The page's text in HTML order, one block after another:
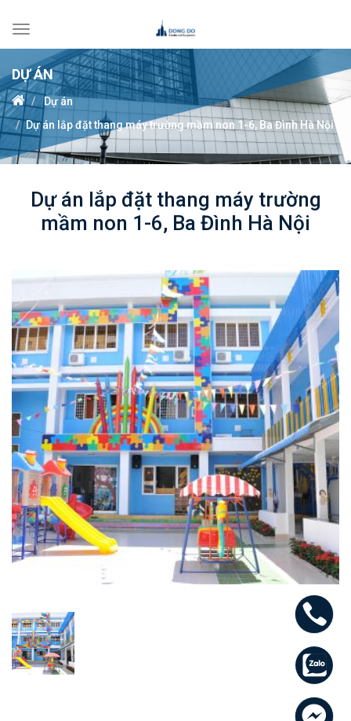
Toggle
navigation
DỰ ÁN
Dự án
Dự án lắp đặt thang máy trường mầm non 1-6, Ba Đình Hà Nội
Dự án lắp đặt thang máy trường
mầm non 1-6, Ba Đình Hà Nội